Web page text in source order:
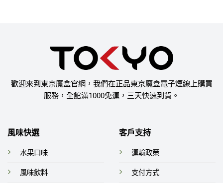
歡迎來到東京魔盒官網，我們在正品東京魔盒電子煙線上購買
服務，全館滿1000免運，三天快速到貨。
風味快選
水果口味
風味飲料
客戶支持
運輸政策
支付方式